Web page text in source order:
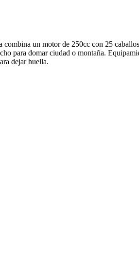
un motor de 250cc con 25
para domar ciudad o montaña.
dejar huella.